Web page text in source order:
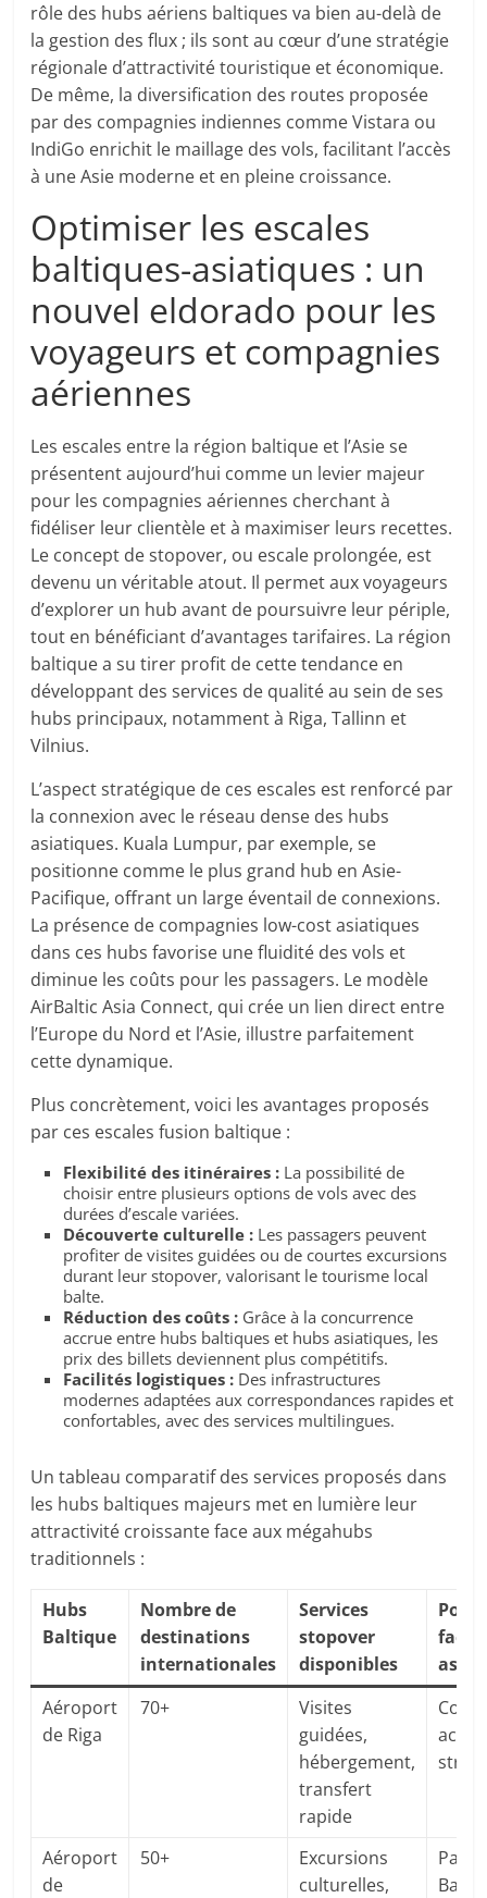
rôle des hubs aériens baltiques va bien au-delà de
la gestion des flux ; ils sont au cœur d’une stratégie
régionale d’attractivité touristique et économique.
De même, la diversification des routes proposée
par des compagnies indiennes comme Vistara ou
IndiGo enrichit le maillage des vols, facilitant l’accès
à une Asie moderne et en pleine croissance.
Optimiser les escales
baltiques-asiatiques : un
nouvel eldorado pour les
voyageurs et compagnies
aériennes
Les escales entre la région baltique et l’Asie se
présentent aujourd’hui comme un levier majeur
pour les compagnies aériennes cherchant à
fidéliser leur clientèle et à maximiser leurs recettes.
Le concept de stopover, ou escale prolongée, est
devenu un véritable atout. Il permet aux voyageurs
d’explorer un hub avant de poursuivre leur périple,
tout en bénéficiant d’avantages tarifaires. La région
baltique a su tirer profit de cette tendance en
développant des services de qualité au sein de ses
hubs principaux, notamment à Riga, Tallinn et
Vilnius.
L’aspect stratégique de ces escales est renforcé par
la connexion avec le réseau dense des hubs
asiatiques. Kuala Lumpur, par exemple, se
positionne comme le plus grand hub en Asie-
Pacifique, offrant un large éventail de connexions.
La présence de compagnies low-cost asiatiques
dans ces hubs favorise une fluidité des vols et
diminue les coûts pour les passagers. Le modèle
AirBaltic Asia Connect, qui crée un lien direct entre
l’Europe du Nord et l’Asie, illustre parfaitement
cette dynamique.
Plus concrètement, voici les avantages proposés
par ces escales fusion baltique :
Flexibilité des itinéraires : La possibilité de
choisir entre plusieurs options de vols avec des
durées d’escale variées.
Découverte culturelle : Les passagers peuvent
profiter de visites guidées ou de courtes excursions
durant leur stopover, valorisant le tourisme local
balte.
Réduction des coûts : Grâce à la concurrence
accrue entre hubs baltiques et hubs asiatiques, les
prix des billets deviennent plus compétitifs.
Facilités logistiques : Des infrastructures
modernes adaptées aux correspondances rapides et
confortables, avec des services multilingues.
Un tableau comparatif des services proposés dans
les hubs baltiques majeurs met en lumière leur
attractivité croissante face aux mégahubs
traditionnels :
Hubs
Baltique
Nombre de
destinations
internationales
Services
stopover
disponibles
face
Aéroport
de Riga
70+
Visites
guidées,
hébergement,
transfert
rapide
Aéroport
de
50+
Excursions
culturelles,